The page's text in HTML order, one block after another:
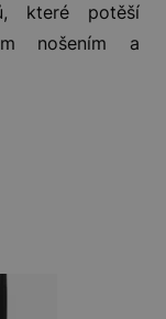
které potěší
nošením a